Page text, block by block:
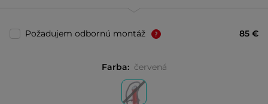
Požadujem odbornú montáž 85 €
Farba: červená